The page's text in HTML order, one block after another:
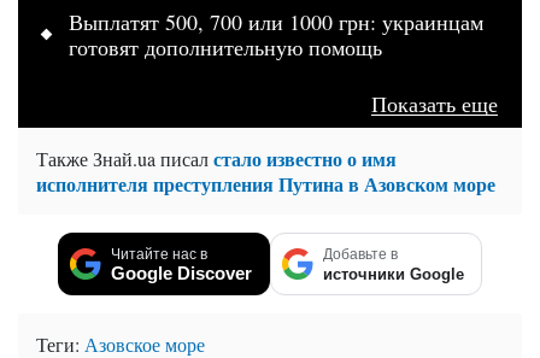
Выплатят 500, 700 или 1000 грн: украинцам
готовят дополнительную помощь
Показать еще
Также Знай.ua писалстало известно о имя
исполнителя преступления Путина в Азовском море
Читайте нас в
Google Discover
Добавьте в
источники Google
Теги: Азовское море